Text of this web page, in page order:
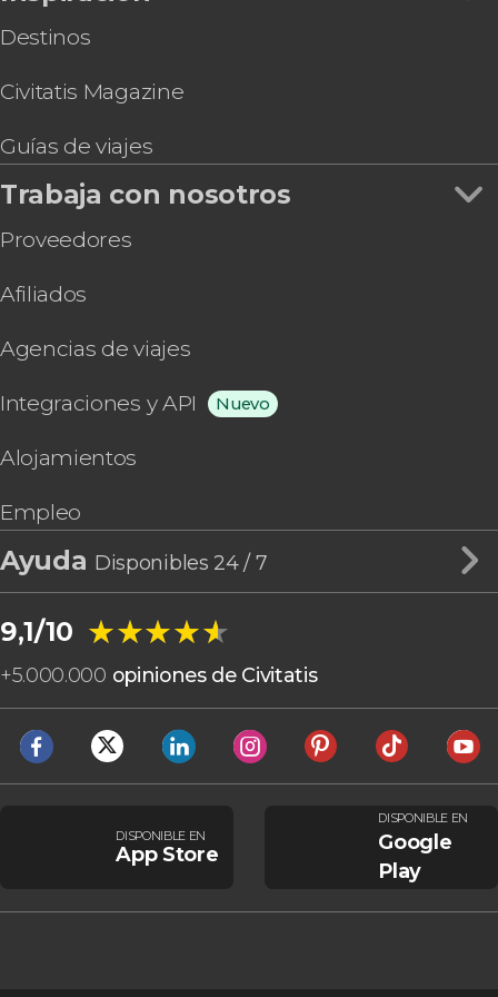
Destinos
Civitatis Magazine
Guías de viajes
Trabaja con nosotros
Proveedores
Afiliados
Agencias de viajes
Integraciones y API Nuevo
Alojamientos
Empleo
Ayuda Disponibles 24 / 7
9,1/10 ★★★★★
★★★★★
+5.000.000 opiniones de Civitatis
DISPONIBLE EN
App Store
DISPONIBLE EN
Google
Play